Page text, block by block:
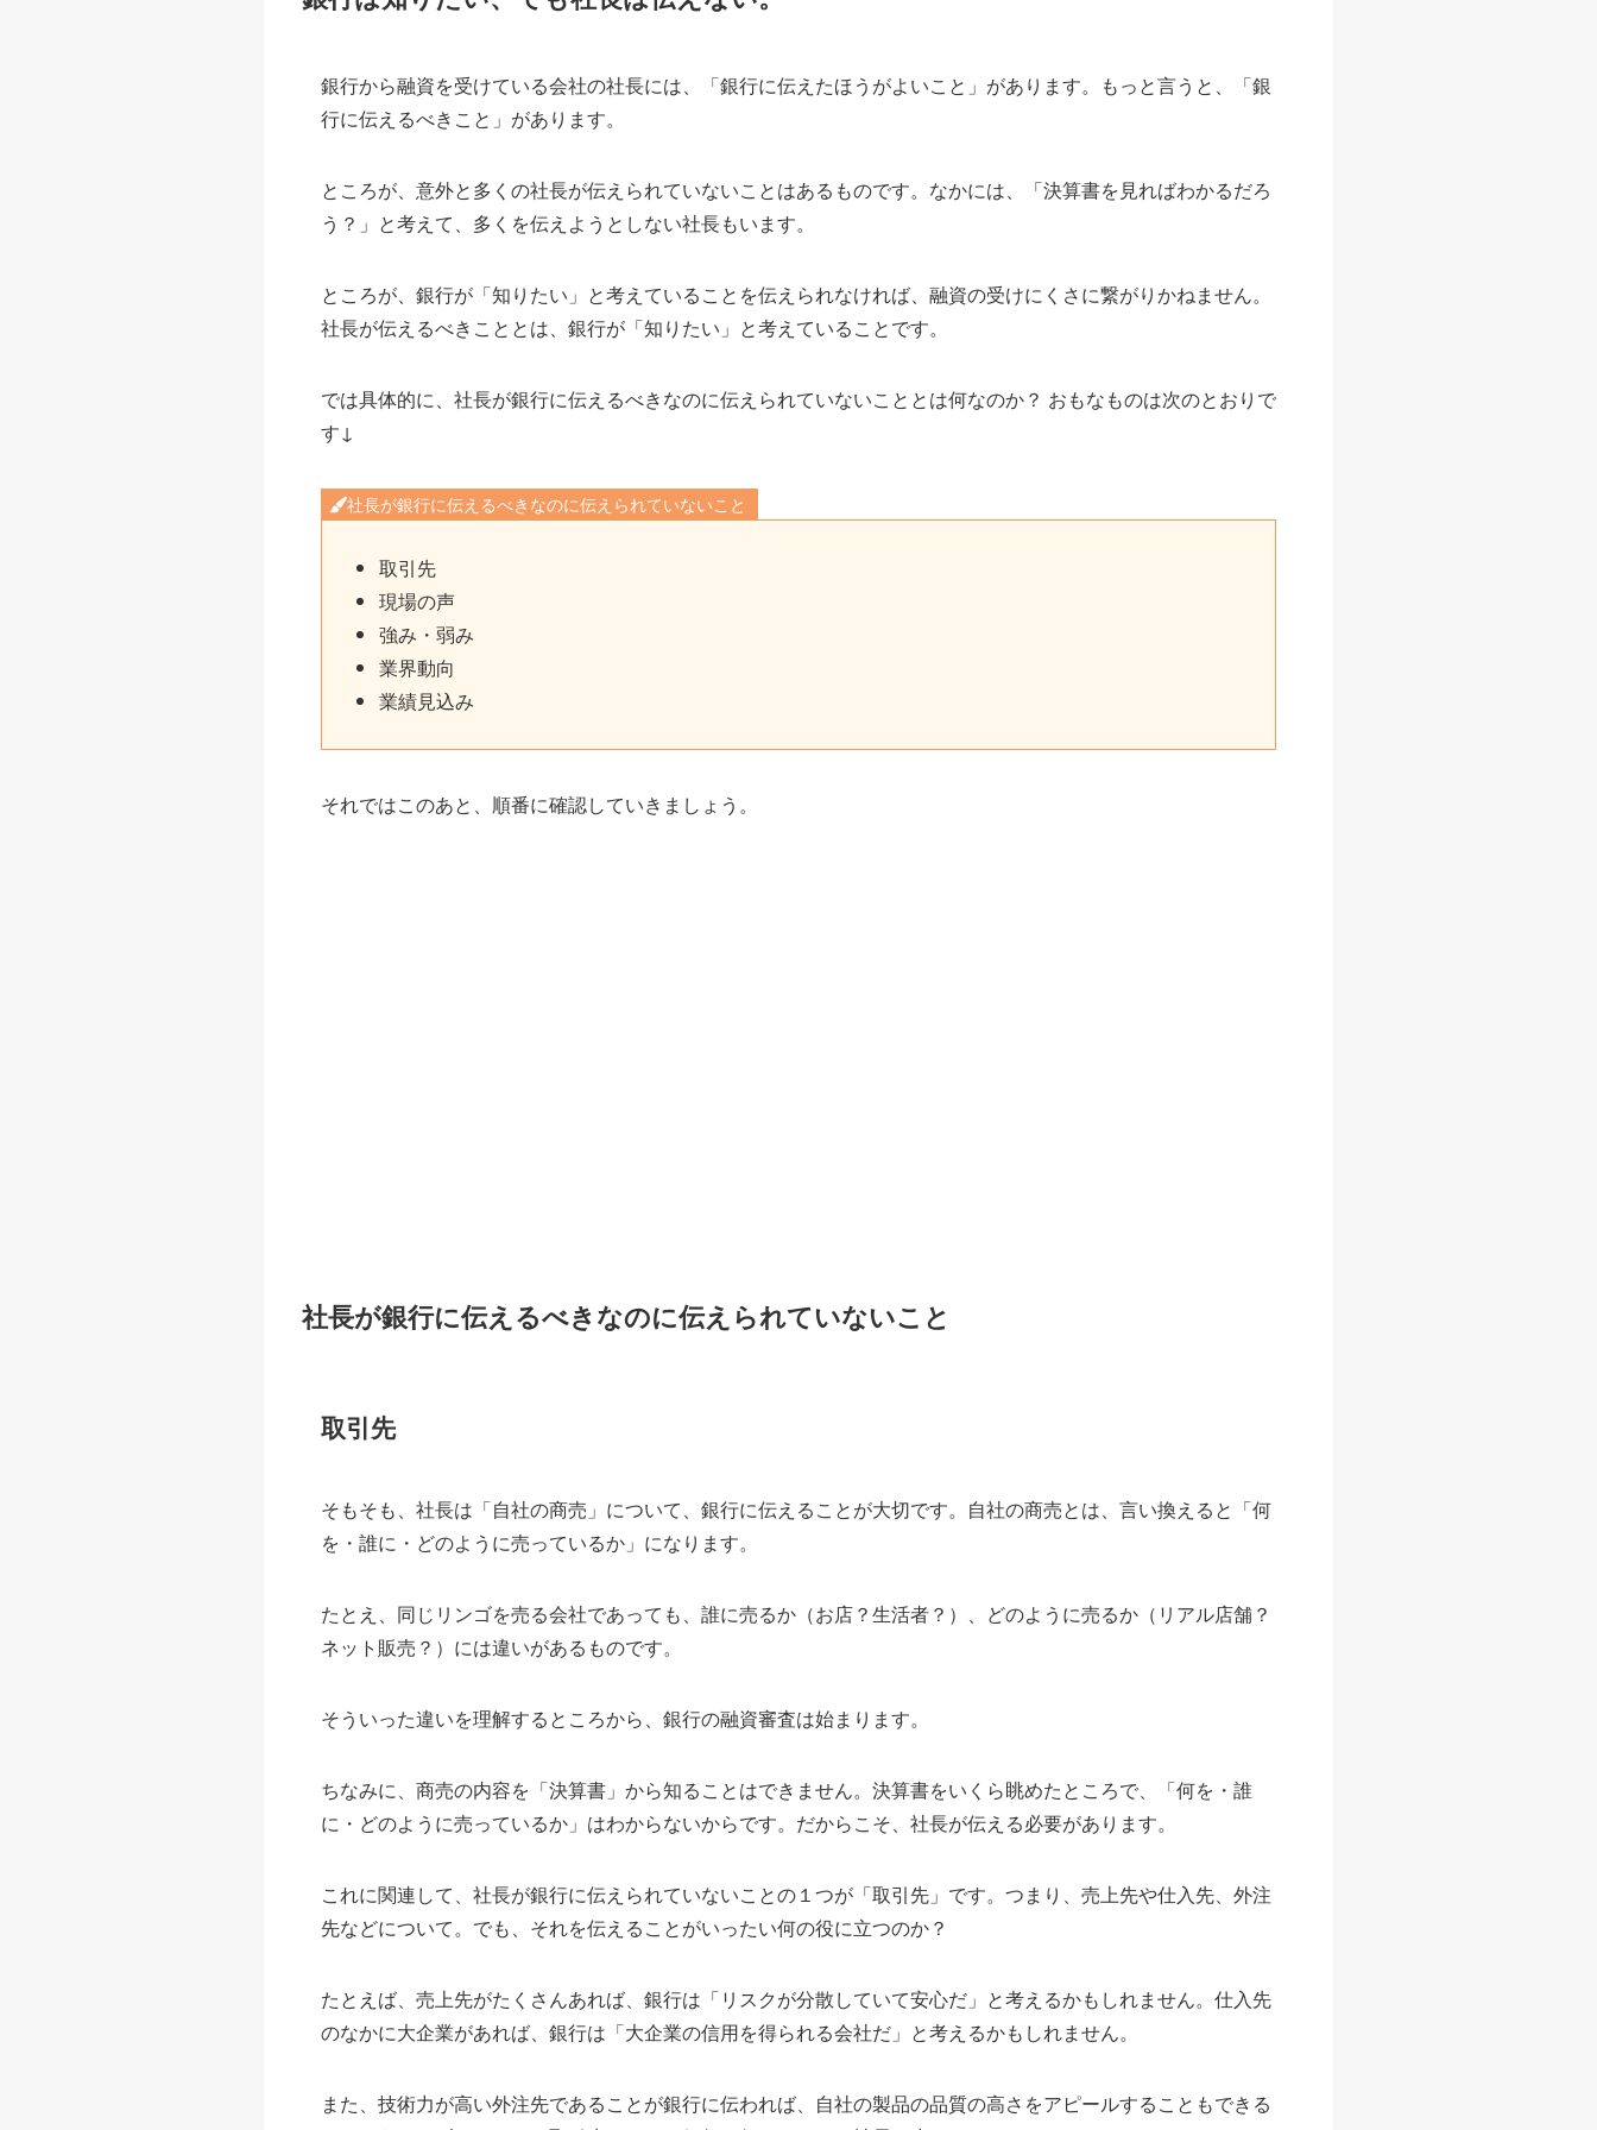
銀行から融資を受けている会社の社長には、「銀行に伝えたほうがよいこと」があります。もっと言うと、「銀
行に伝えるべきこと」があります。
ところが、意外と多くの社長が伝えられていないことはあるものです。なかには、「決算書を見ればわかるだろ
う？」と考えて、多くを伝えようとしない社長もいます。
ところが、銀行が「知りたい」と考えていることを伝えられなければ、融資の受けにくさに繋がりかねません。
社長が伝えるべきこととは、銀行が「知りたい」と考えていることです。
では具体的に、社長が銀行に伝えるべきなのに伝えられていないこととは何なのか？ おもなものは次のとおりで
す↓
社長が銀行に伝えるべきなのに伝えられていないこと
取引先
現場の声
強み・弱み
業界動向
業績見込み
それではこのあと、順番に確認していきましょう。
社長が銀行に伝えるべきなのに伝えられていないこと
取引先
そもそも、社長は「自社の商売」について、銀行に伝えることが大切です。自社の商売とは、言い換えると「何
を・誰に・どのように売っているか」になります。
たとえ、同じリンゴを売る会社であっても、誰に売るか（お店？生活者？）、どのように売るか（リアル店舗？
ネット販売？）には違いがあるものです。
そういった違いを理解するところから、銀行の融資審査は始まります。
ちなみに、商売の内容を「決算書」から知ることはできません。決算書をいくら眺めたところで、「何を・誰
に・どのように売っているか」はわからないからです。だからこそ、社長が伝える必要があります。
これに関連して、社長が銀行に伝えられていないことの１つが「取引先」です。つまり、売上先や仕入先、外注
先などについて。でも、それを伝えることがいったい何の役に立つのか？
たとえば、売上先がたくさんあれば、銀行は「リスクが分散していて安心だ」と考えるかもしれません。仕入先
のなかに大企業があれば、銀行は「大企業の信用を得られる会社だ」と考えるかもしれません。
また、技術力が高い外注先であることが銀行に伝われば、自社の製品の品質の高さをアピールすることもできる